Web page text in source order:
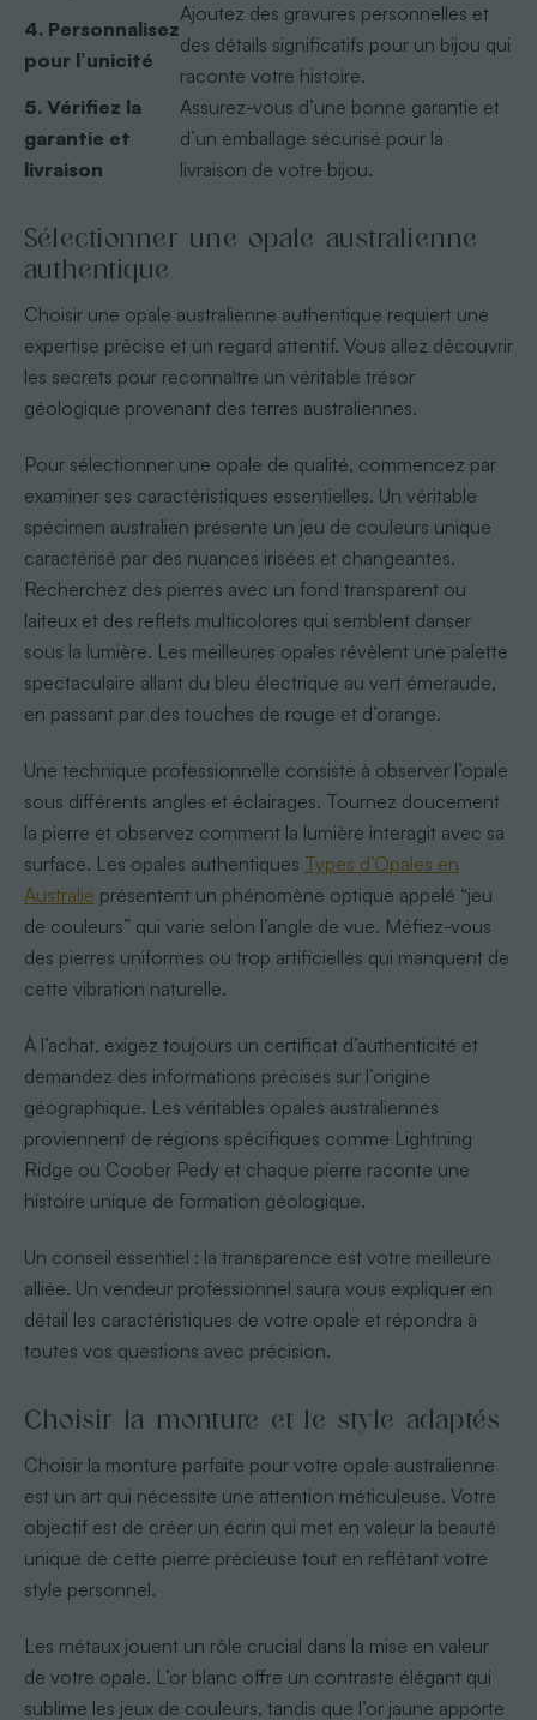
4. Personnalisez
pour l’unicité
Ajoutez des gravures personnelles et
des détails significatifs pour un bijou qui
raconte votre histoire.
5. Vérifiez la
garantie et
livraison
Assurez-vous d’une bonne garantie et
d’un emballage sécurisé pour la
livraison de votre bijou.
Sélectionner une opale australienne
authentique
Choisir une opale australienne authentique requiert une
expertise précise et un regard attentif. Vous allez découvrir
les secrets pour reconnaître un véritable trésor
géologique provenant des terres australiennes.
Pour sélectionner une opale de qualité, commencez par
examiner ses caractéristiques essentielles. Un véritable
spécimen australien présente un jeu de couleurs unique
caractérisé par des nuances irisées et changeantes.
Recherchez des pierres avec un fond transparent ou
laiteux et des reflets multicolores qui semblent danser
sous la lumière. Les meilleures opales révèlent une palette
spectaculaire allant du bleu électrique au vert émeraude,
en passant par des touches de rouge et d’orange.
Une technique professionnelle consiste à observer l’opale
sous différents angles et éclairages. Tournez doucement
la pierre et observez comment la lumière interagit avec sa
surface. Les opales authentiques Types d’Opales en
Australie présentent un phénomène optique appelé “jeu
de couleurs” qui varie selon l’angle de vue. Méfiez-vous
des pierres uniformes ou trop artificielles qui manquent de
cette vibration naturelle.
À l’achat, exigez toujours un certificat d’authenticité et
demandez des informations précises sur l’origine
géographique. Les véritables opales australiennes
proviennent de régions spécifiques comme Lightning
Ridge ou Coober Pedy et chaque pierre raconte une
histoire unique de formation géologique.
Un conseil essentiel : la transparence est votre meilleure
alliée. Un vendeur professionnel saura vous expliquer en
détail les caractéristiques de votre opale et répondra à
toutes vos questions avec précision.
Choisir la monture et le style adaptés
Choisir la monture parfaite pour votre opale australienne
est un art qui nécessite une attention méticuleuse. Votre
objectif est de créer un écrin qui met en valeur la beauté
unique de cette pierre précieuse tout en reflétant votre
style personnel.
Les métaux jouent un rôle crucial dans la mise en valeur
de votre opale. L’or blanc offre un contraste élégant qui
sublime les jeux de couleurs, tandis que l’or jaune apporte